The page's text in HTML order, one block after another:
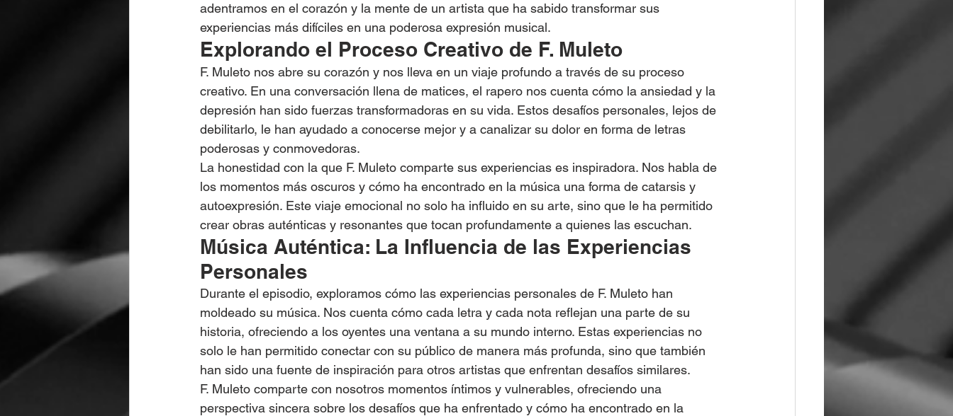
adentramos en el corazón y la mente de un artista que ha sabido transformar sus
experiencias más difíciles en una poderosa expresión musical.
Explorando el Proceso Creativo de F. Muleto
F. Muleto nos abre su corazón y nos lleva en un viaje profundo a través de su proceso
creativo. En una conversación llena de matices, el rapero nos cuenta cómo la ansiedad y la
depresión han sido fuerzas transformadoras en su vida. Estos desafíos personales, lejos de
debilitarlo, le han ayudado a conocerse mejor y a canalizar su dolor en forma de letras
poderosas y conmovedoras.
La honestidad con la que F. Muleto comparte sus experiencias es inspiradora. Nos habla de
los momentos más oscuros y cómo ha encontrado en la música una forma de catarsis y
autoexpresión. Este viaje emocional no solo ha influido en su arte, sino que le ha permitido
crear obras auténticas y resonantes que tocan profundamente a quienes las escuchan.
Música Auténtica: La Influencia de las Experiencias
Personales
Durante el episodio, exploramos cómo las experiencias personales de F. Muleto han
moldeado su música. Nos cuenta cómo cada letra y cada nota reflejan una parte de su
historia, ofreciendo a los oyentes una ventana a su mundo interno. Estas experiencias no
solo le han permitido conectar con su público de manera más profunda, sino que también
han sido una fuente de inspiración para otros artistas que enfrentan desafíos similares.
F. Muleto comparte con nosotros momentos íntimos y vulnerables, ofreciendo una
perspectiva sincera sobre los desafíos que ha enfrentado y cómo ha encontrado en la